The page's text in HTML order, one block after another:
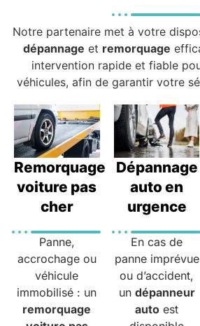
Notre partenaire met à votre
dépannage et remorquage
intervention rapide et fiable
véhicules, afin de garantir votre
Remorquage
voiture pas
cher
Panne,
accrochage ou
véhicule
immobilisé : un
remorquage
Dépannage
auto en
urgence
En cas de
panne imprévue
ou d’accident,
un dépanneur
auto est